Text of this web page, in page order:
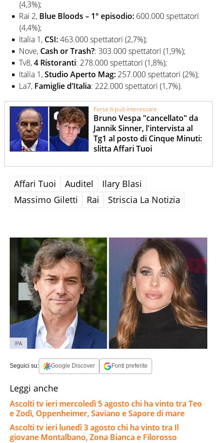
(4,3%);
Rai 2, Blue Bloods – 1° episodio: 600.000 spettatori
(4,4%);
Italia 1, CSI:463.000 spettatori (2,7%);
Nove, Cash or Trash?: 303.000 spettatori (1,9%);
Tv8,4 Ristoranti: 278.000 spettatori (1,8%);
Italia 1,Studio Aperto Mag: 257.000 spettatori (2%);
La7, Famiglie d’Italia: 222.000 spettatori (1,7%).
Forse ti può interessare
Bruno Vespa "cancellato" da
Jannik Sinner, l'intervista al
Tg1 al posto di Cinque Minuti:
slitta Affari Tuoi
Affari Tuoi Auditel
Ilary Blasi
Massimo Giletti
Rai Striscia La Notizia
IPA
Seguici su: Google Discover Fonti preferite
Leggi anche
Ascolti tv ieri mercoledì 5 agosto chi ha vinto tra Teo
e Zodì, Oppenheimer, Saviano e Sapore di mare
Ascolti tv ieri lunedì 3 agosto chi ha vinto tra Il
giovane Montalbano, Zona Bianca e Filorosso